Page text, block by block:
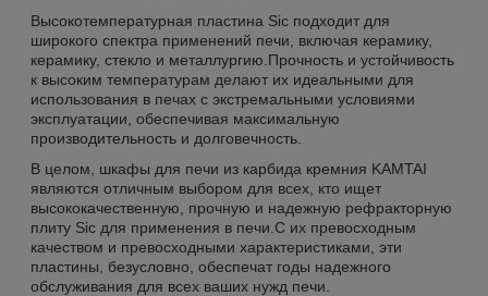
Высокотемпературная пластина Sic подходит для
широкого спектра применений печи, включая керамику,
керамику, стекло и металлургию.Прочность и устойчивость
к высоким температурам делают их идеальными для
использования в печах с экстремальными условиями
эксплуатации, обеспечивая максимальную
производительность и долговечность.
В целом, шкафы для печи из карбида кремния KAMTAI
являются отличным выбором для всех, кто ищет
высококачественную, прочную и надежную рефракторную
плиту Sic для применения в печи.С их превосходным
качеством и превосходными характеристиками, эти
пластины, безусловно, обеспечат годы надежного
обслуживания для всех ваших нужд печи.